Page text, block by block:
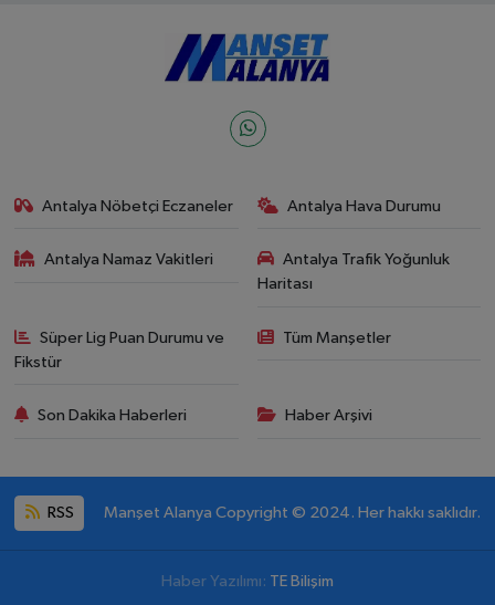
Antalya Nöbetçi Eczaneler Antalya Hava Durumu
Antalya Namaz Vakitleri
Antalya Trafik Yoğunluk
Haritası
Süper Lig Puan Durumu ve
Fikstür
Tüm Manşetler
Son Dakika Haberleri Haber Arşivi
RSS Manşet Alanya Copyright © 2024. Her hakkı saklıdır.
Haber Yazılımı: TE Bilişim